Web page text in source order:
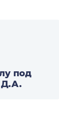
под
Д.А.